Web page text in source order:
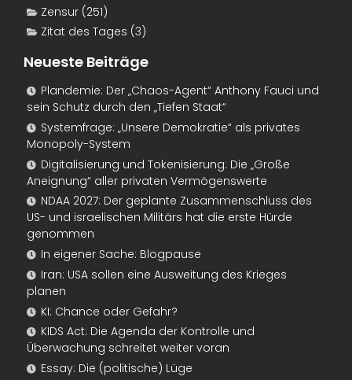
Zensur (251)
Zitat des Tages (3)
Neueste Beiträge
Plandemie: Der „Chaos-Agent“ Anthony Fauci und
sein Schutz durch den „Tiefen Staat“
Systemfrage: „Unsere Demokratie“ als privates
Monopoly-System
Digitalisierung und Tokenisierung: Die „Große
Aneignung“ aller privaten Vermögenswerte
NDAA 2027: Der geplante Zusammenschluss des
US- und israelischen Militärs hat die erste Hürde
genommen
In eigener Sache: Blogpause
Iran: USA sollen eine Ausweitung des Krieges
planen
KI: Chance oder Gefahr?
KIDS Act: Die Agenda der Kontrolle und
Überwachung schreitet weiter voran
Essay: Die (politische) Lüge